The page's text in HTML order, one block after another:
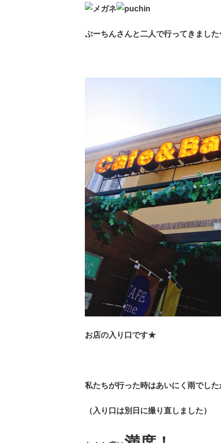
ぷーちんさんと二人で行ってきました
お店の入り口です★
私たちが行った時はあいにく雨でした
（入り口は別日に撮り直しました）